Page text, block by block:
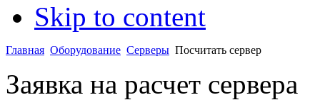
Skip to content
Главная Оборудование Серверы Посчитать сервер
Заявка на расчет сервера